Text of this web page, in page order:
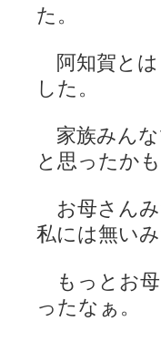
た。
阿知賀とは
した。
家族みんな
と思ったか
お母さんみ
私には無いみ
もっとお母
ったなぁ。